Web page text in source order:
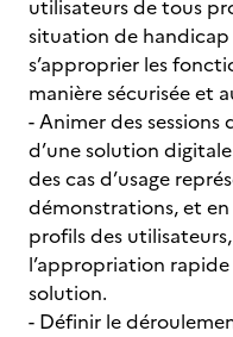
utilisateurs de tous
situation de
s’approprier les
manière sécurisée et
- Animer des sessions
d’une solution
des cas d’usage
démonstrations, et
profils des
l’appropriation
solution.
- Définir le